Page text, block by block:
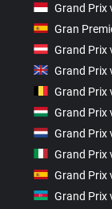
Grand Prix
Gran
Grand Prix
Grand Prix
Grand Prix
Grand Prix
Grand Prix
Grand Prix
Grand Prix
Grand Prix